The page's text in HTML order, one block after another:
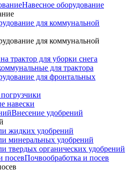
Навесное оборудование
для коммунальной
для коммунальной
трактор для уборки снега
для трактора
для фронтальных
навески
Внесение удобрений
жидких удобрений
минеральных удобрений
твердых органических удобрений
Почвообработка и посев